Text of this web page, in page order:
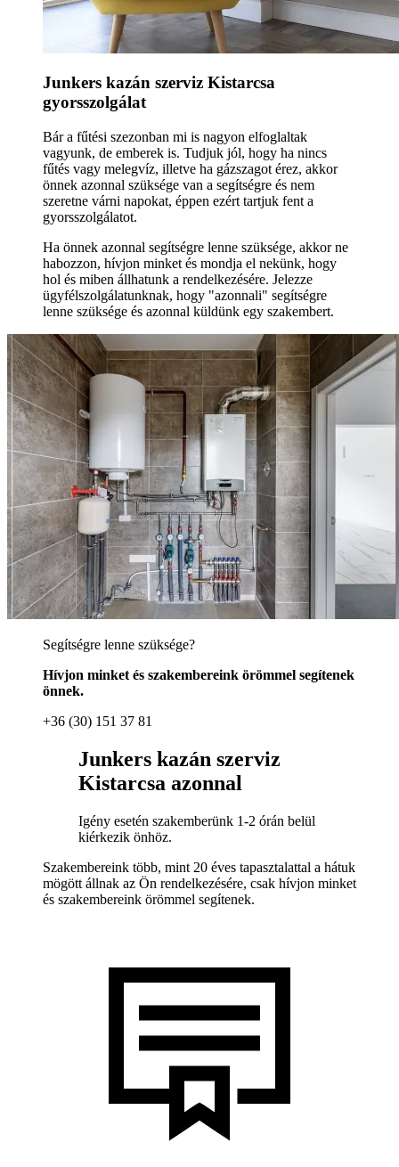
Junkers kazán szerviz Kistarcsa
gyorsszolgálat
Bár a fűtési szezonban mi is nagyon elfoglaltak
vagyunk, de emberek is. Tudjuk jól, hogy ha nincs
fűtés vagy melegvíz, illetve ha gázszagot érez, akkor
önnek azonnal szüksége van a segítségre és nem
szeretne várni napokat, éppen ezért tartjuk fent a
gyorsszolgálatot.
Ha önnek azonnal segítségre lenne szüksége, akkor ne
habozzon, hívjon minket és mondja el nekünk, hogy
hol és miben állhatunk a rendelkezésére. Jelezze
ügyfélszolgálatunknak, hogy "azonnali" segítségre
lenne szüksége és azonnal küldünk egy szakembert.
Segítségre lenne szüksége?
Hívjon minket és szakembereink örömmel segítenek
önnek.
+36 (30) 151 37 81
Junkers kazán szerviz
Kistarcsa azonnal
Igény esetén szakemberünk 1-2 órán belül
kiérkezik önhöz.
Szakembereink több, mint 20 éves tapasztalattal a hátuk
mögött állnak az Ön rendelkezésére, csak hívjon minket
és szakembereink örömmel segítenek.